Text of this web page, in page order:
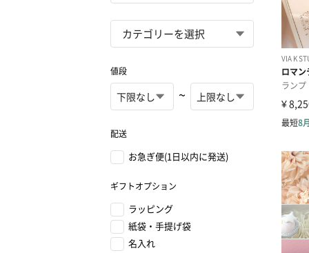
値段
~
配送
お急ぎ便(1日以内に発送)
ギフトオプション
ラッピング
紙袋・手提げ袋
名入れ